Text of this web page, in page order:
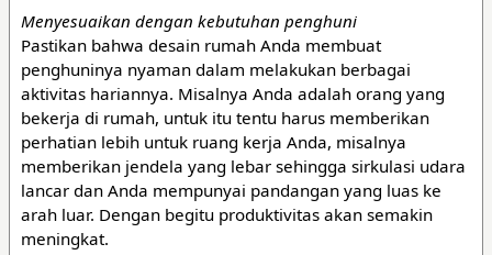
Menyesuaikan dengan kebutuhan penghuni
Pastikan bahwa desain rumah Anda membuat
penghuninya nyaman dalam melakukan berbagai
aktivitas hariannya. Misalnya Anda adalah orang yang
bekerja di rumah, untuk itu tentu harus memberikan
perhatian lebih untuk ruang kerja Anda, misalnya
memberikan jendela yang lebar sehingga sirkulasi udara
lancar dan Anda mempunyai pandangan yang luas ke
arah luar. Dengan begitu produktivitas akan semakin
meningkat.